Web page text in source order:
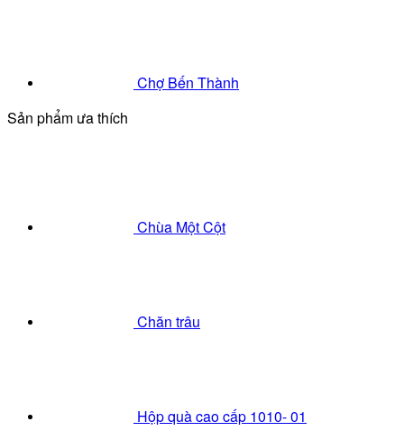
Chợ Bến Thành
Sản phẩm ưa thích
Chùa Một Cột
Chăn trâu
Hộp quà cao cấp 1010- 01